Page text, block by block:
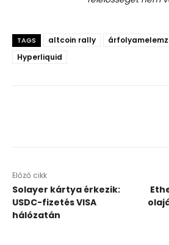
TAGS altcoin rally
Hyperliquid
Előző cikk
Solayer kártya érkezik:
USDC-fizetés VISA
hálózatán